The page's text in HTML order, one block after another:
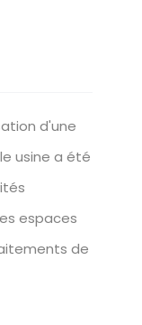
d'une
usine a été
espaces
de